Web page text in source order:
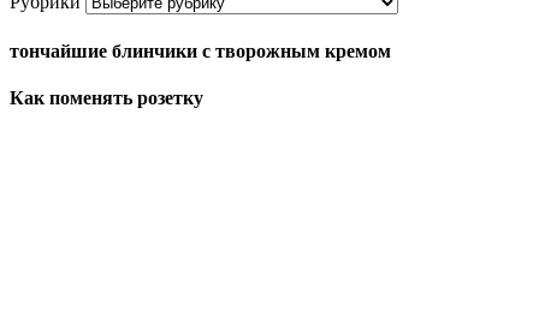
тончайшие блинчики с творожным кремом
Как поменять розетку